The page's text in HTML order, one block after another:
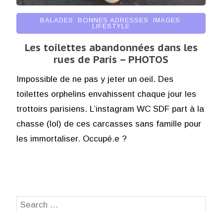
BALADES BONNES ADRESSES IMAGES
LIFESTYLE
Les toilettes abandonnées dans les
rues de Paris – PHOTOS
Impossible de ne pas y jeter un oeil. Des
toilettes orphelins envahissent chaque jour les
trottoirs parisiens. L’instagram WC SDF part à la
chasse (lol) de ces carcasses sans famille pour
les immortaliser. Occupé.e ?
Search